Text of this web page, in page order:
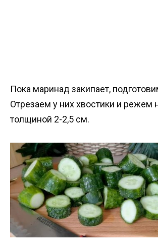
Пока маринад закипает,
Отрезаем у них хвостики и режем
толщиной 2-2,5 см.